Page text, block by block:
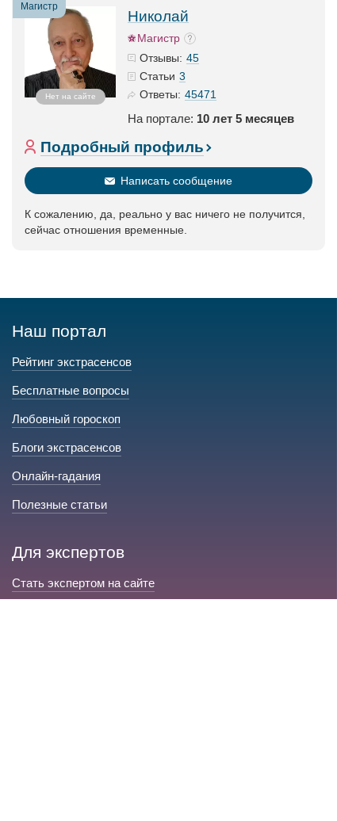
Магистр
Нет на сайте
Николай
Магистр
Отзывы: 45
Статьи 3
Ответы: 45471
На портале: 10 лет 5 месяцев
Подробный профиль
Написать сообщение
К сожалению, да, реально у вас ничего не получится,
сейчас отношения временные.
Наш портал
Рейтинг экстрасенсов
Бесплатные вопросы
Любовный гороскоп
Блоги экстрасенсов
Онлайн-гадания
Полезные статьи
Для экспертов
Стать экспертом на сайте